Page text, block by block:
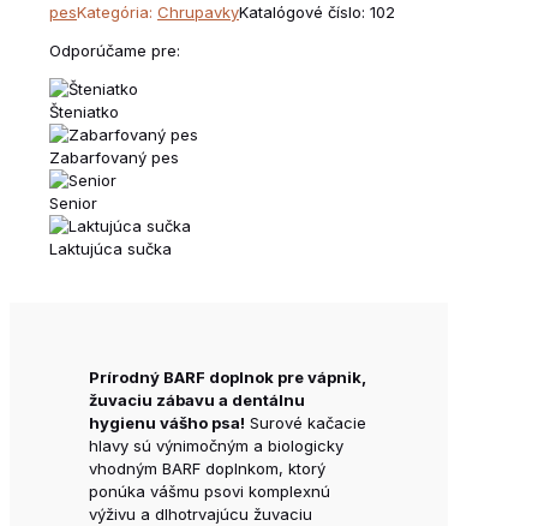
pesKategória: ChrupavkyKatalógové číslo: 102
Odporúčame pre:
Šteniatko
Zabarfovaný pes
Senior
Laktujúca sučka
Prírodný BARF doplnok pre vápnik,
žuvaciu zábavu a dentálnu
hygienu vášho psa! Surové kačacie
hlavy sú výnimočným a biologicky
vhodným BARF doplnkom, ktorý
ponúka vášmu psovi komplexnú
výživu a dlhotrvajúcu žuvaciu